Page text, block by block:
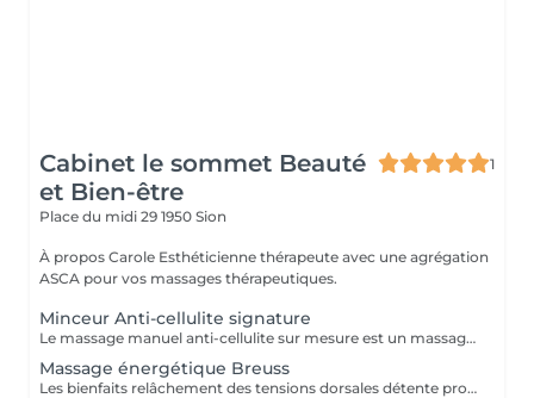
Cabinet le sommet Beauté
et Bien-être
1
Place du midi 29 1950 Sion
À propos Carole Esthéticienne thérapeute avec une agrégation
ASCA pour vos massages thérapeutiques.
Minceur Anti-cellulite signature
Le massage manuel anti-cellulite sur mesure est un massage défibrosant qui stimule et améliore la circulation. Il rajeunit la peau et lui confère un plus bel aspect. La silhouette est remodelée, la peau d'orange diminue et le volume graisseux s'amoindrit peu à peu. Les huiles essentielles préparées sur mesure agissent en profondeur dans les tissus, un effet agréable et relaxant peut se faire ressentir. Une forfait avec 10 séances Et une consultation gratuite pour cibler vos objectifs minceur. Possibilité de régler en 3 fois.
Massage énergétique Breuss
Les bienfaits relâchement des tensions dorsales détente profonde de la colonne vertébrale diminution du stress et des blocages amélioration de la mobilité sensation de légèreté dans le dos Huile végétale de millepertuis + une huile essentielle.